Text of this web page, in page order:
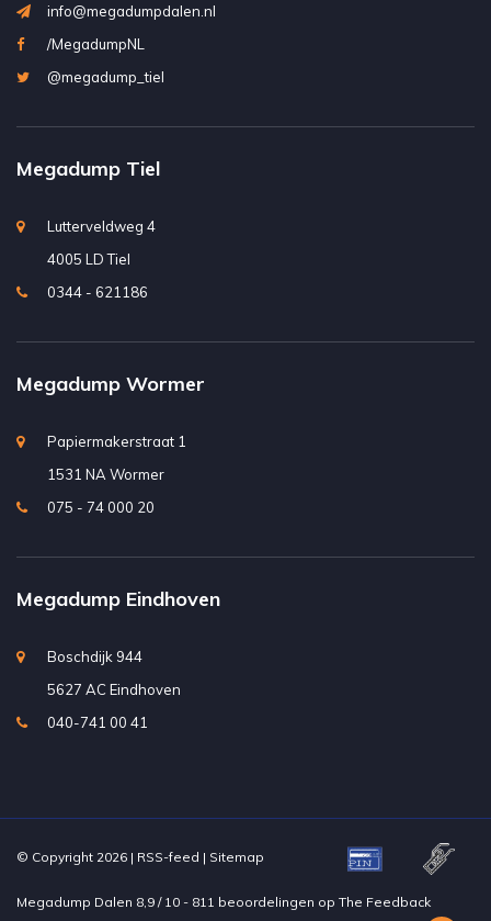
info@megadumpdalen.nl
/MegadumpNL
@megadump_tiel
Megadump Tiel
Lutterveldweg 4
4005 LD Tiel
0344 - 621186
Megadump Wormer
Papiermakerstraat 1
1531 NA Wormer
075 - 74 000 20
Megadump Eindhoven
Boschdijk 944
5627 AC Eindhoven
040-741 00 41
© Copyright 2026 | RSS-feed | Sitemap
Megadump Dalen 8,9 / 10 - 811 beoordelingen op The Feedback